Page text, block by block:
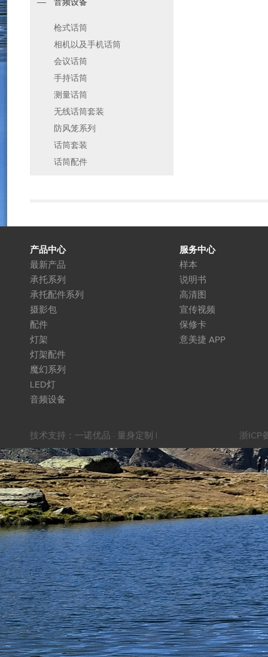
音频设备
枪式话筒
相机以及手机话筒
会议话筒
手持话筒
测量话筒
无线话筒套装
防风笼系列
话筒套装
话筒配件
产品中心
最新产品
承托系列
承托配件系列
摄影包
配件
灯架
灯架配件
魔幻系列
LED灯
音频设备
服务中心
样本
说明书
高清图
宣传视频
保修卡
意美捷 APP
技术支持： 一诺优品 · 量身定制 | 浙ICP